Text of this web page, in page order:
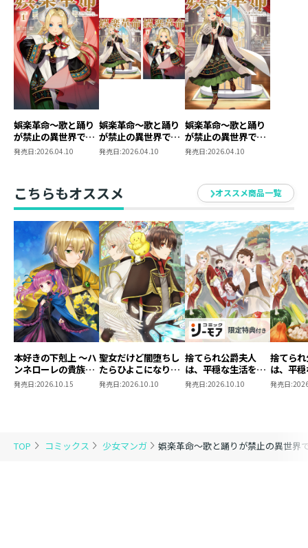
TOP コミックス 少女マンガ 娯楽革命～歌と踊りが禁止の異世界
娯楽革命～歌と踊り
が禁止の異世界で、
彼女は舞台の上に立
発売日:2026.04.10
娯楽革命〜歌と踊り
が禁止の異世界で、
彼女は舞台の上に立
ット【特典SS付き】
発売日:2026.04.10
娯楽革命～歌と踊り
が禁止の異世界で、
彼女は舞台の上に立
発売日:2026.04.10
こちらもオススメ オススメ商品一覧
本好きの下剋上 ～ハ
ンネローレの貴族院
五年生～ 「恋してみ
発売日:2026.10.15
聖女だけど闇堕ちし
たらひよこになりま
した！@COMIC 第4
発売日:2026.10.10
捨てられ公爵夫人
は、平穏な生活をお
望みのようです
発売日:2026.10.10
捨てら
は、平
望みの
発売日: